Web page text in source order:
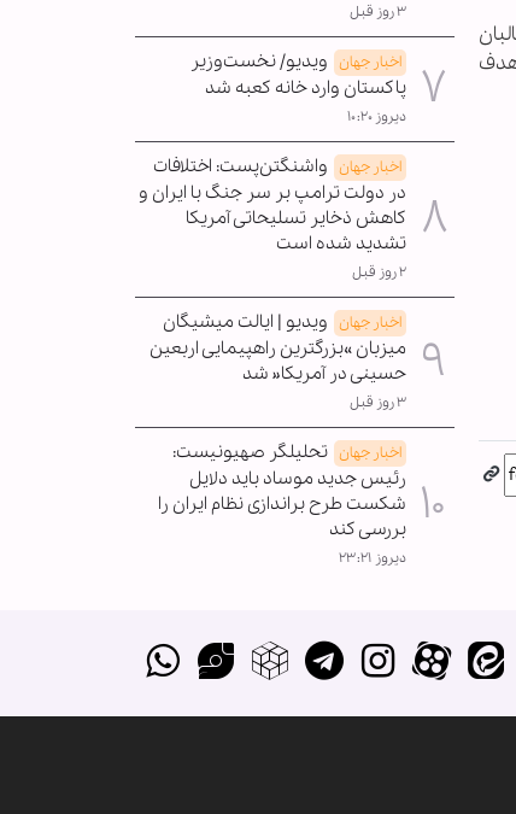
هدف
۳ روز قبل
اخبار جهان ویدیو/ نخست‌وزیر
پاکستان وارد خانه کعبه شد
دیروز ۱۰:۲۰
اخبار جهان واشنگتن‌پست: اختلافات
در دولت ترامپ بر سر جنگ با ایران و
کاهش ذخایر تسلیحاتی آمریکا
تشدید شده است
۲ روز قبل
اخبار جهان ویدیو | ایالت میشیگان
میزبان »بزرگترین راهپیمایی اربعین
حسینی در آمریکا« شد
۳ روز قبل
اخبار جهان تحلیلگر صهیونیست:
رئیس جدید موساد باید دلایل
شکست طرح براندازی نظام ایران را
بررسی کند
دیروز ۲۳:۲۱